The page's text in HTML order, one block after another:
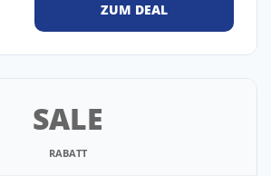
ZUM DEAL
SALE
RABATT